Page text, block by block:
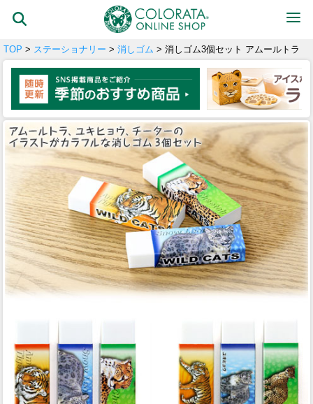
TOP > ステーショナリー > 消しゴム > 消しゴム3個セット アムールトラ